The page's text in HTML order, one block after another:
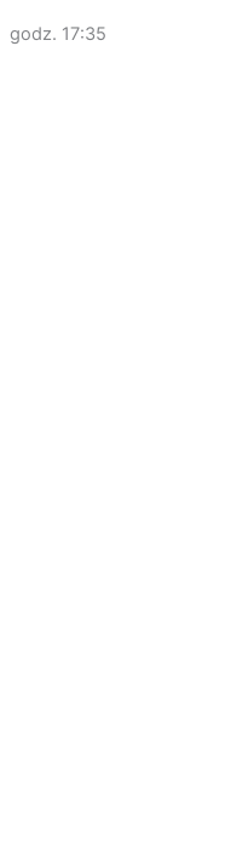
godz. 17:35